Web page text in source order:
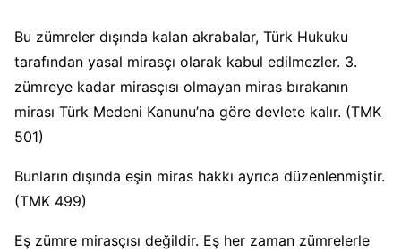
Bu zümreler dışında kalan akrabalar, Türk Hukuku
tarafından yasal mirasçı olarak kabul edilmezler. 3.
zümreye kadar mirasçısı olmayan miras bırakanın
mirası Türk Medeni Kanunu’na göre devlete kalır. (TMK
501)
Bunların dışında eşin miras hakkı ayrıca düzenlenmiştir.
(TMK 499)
Eş zümre mirasçısı değildir. Eş her zaman zümrelerle